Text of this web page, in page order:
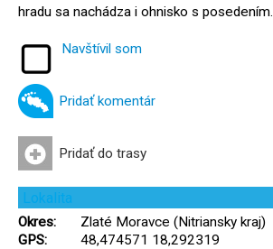
hradu sa nachádza i ohnisko s posedením.
Navštívil som
Pridať komentár
Pridať do trasy
Lokalita
Okres:
Zlaté Moravce (Nitriansky kraj)
GPS:
48,474571 18,292319